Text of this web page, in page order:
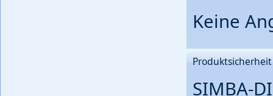
Keine
Produktsicherheit
SIMBA-